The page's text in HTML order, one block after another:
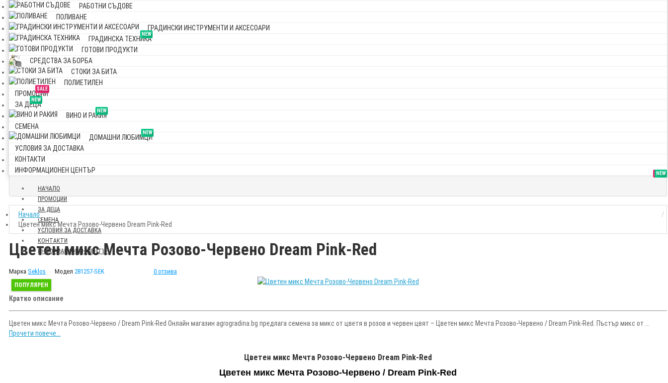
РАБОТНИ СЪДОВЕ
ПОЛИВАНЕ
ГРАДИНСКИ ИНСТРУМЕНТИ И АКСЕСОАРИ
NEW
ГРАДИНСКА ТЕХНИКА
ГОТОВИ ПРОДУКТИ
СРЕДСТВА ЗА БОРБА
СТОКИ ЗА БИТА
ПОЛИЕТИЛЕН
SALE
ПРОМОЦИИ
NEW
ЗА ДЕЦА
NEW
ВИНО И РАКИЯ
СЕМЕНА
NEW
ДОМАШНИ ЛЮБИМЦИ
УСЛОВИЯ ЗА ДОСТАВКА
КОНТАКТИ
ИНФОРМАЦИОНЕН ЦЕНТЪР
НАЧАЛО
SALE
ПРОМОЦИИ
NEW
ЗА ДЕЦА
СЕМЕНА
УСЛОВИЯ ЗА ДОСТАВКА
КОНТАКТИ
ИНФОРМАЦИОНЕН ЦЕНТЪР
Начало
Цветен микс Мечта Розово-Червено Dream Pink-Red
Цветен микс Мечта Розово-Червено Dream Pink-Red
Марка Seklos Модел 281257-SEK 0 отзива
ПОПУЛЯРЕН
Кратко описание
Цветен микс Мечта Розово-Червено / Dream Pink-Red Онлайн магазин agrogradina.bg предлага семена за микс от цветя в розов и червен цвят – Цветен микс Мечта Розово-Червено / Dream Pink-Red. Пъстър микс от ...
Прочети повече...
Цветен микс Мечта Розово-Червено Dream Pink-Red
Цветен микс Мечта Розово-Червено / Dream Pink-Red